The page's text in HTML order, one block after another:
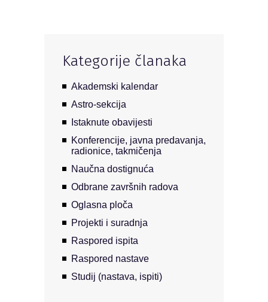
Kategorije članaka
Akademski kalendar
Astro-sekcija
Istaknute obavijesti
Konferencije, javna predavanja,
radionice, takmičenja
Naučna dostignuća
Odbrane završnih radova
Oglasna ploča
Projekti i suradnja
Raspored ispita
Raspored nastave
Studij (nastava, ispiti)